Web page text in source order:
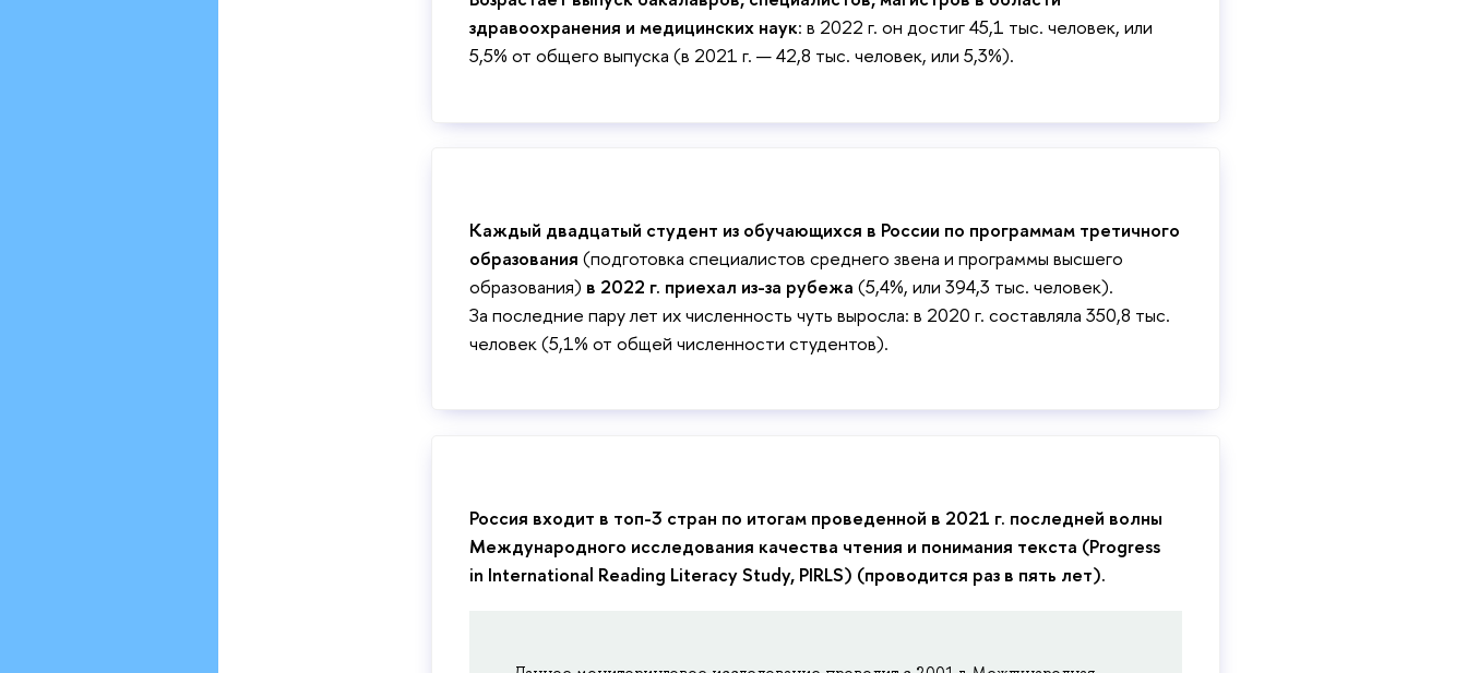
здравоохранения и медицинских наук: в 2022 г. он достиг 45,1 тыс. человек, или
5,5% от общего выпуска (в 2021 г. — 42,8 тыс. человек, или 5,3%).
Каждый двадцатый студент из обучающихся в России по программам третичного
образования (подготовка специалистов среднего звена и программы высшего
образования) в 2022 г. приехал из-за рубежа (5,4%, или 394,3 тыс. человек).
За последние пару лет их численность чуть выросла: в 2020 г. составляла 350,8 тыс.
человек (5,1% от общей численности студентов).
Россия входит в топ-3 стран по итогам проведенной в 2021 г. последней волны
Международного исследования качества чтения и понимания текста (Progress
in International Reading Literacy Study, PIRLS) (проводится раз в пять лет).